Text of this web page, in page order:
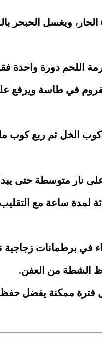
ويغسل الحبحر
في طاسة ويرفع
الخل ثم ربع كوب
نار متوسطة حتى يبدأ
لمدة ساعة مع
في برطمانات
الشطة من العفن.
ممكنة يفضل حفظ